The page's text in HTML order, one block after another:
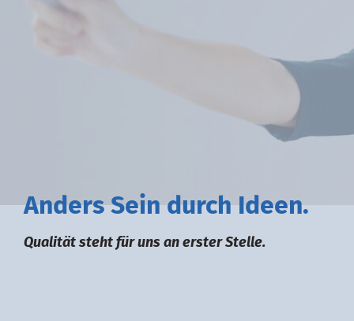
Anders Sein durch deen.
Qualität steht für uns an erster Stelle.